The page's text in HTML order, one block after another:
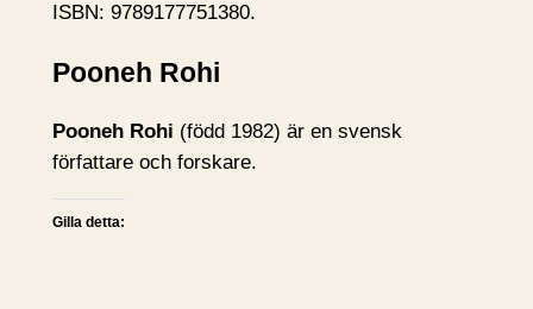
ISBN: 9789177751380.
Pooneh Rohi
Pooneh Rohi (född 1982) är en svensk
författare och forskare.
Gilla detta: